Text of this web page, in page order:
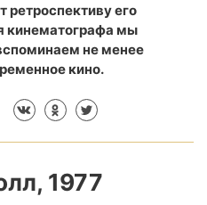
ретроспективу его
кинематографа мы
не менее
кино.
1977